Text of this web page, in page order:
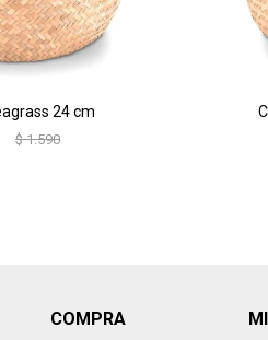
24 cm
$ 1.590
COMPRA